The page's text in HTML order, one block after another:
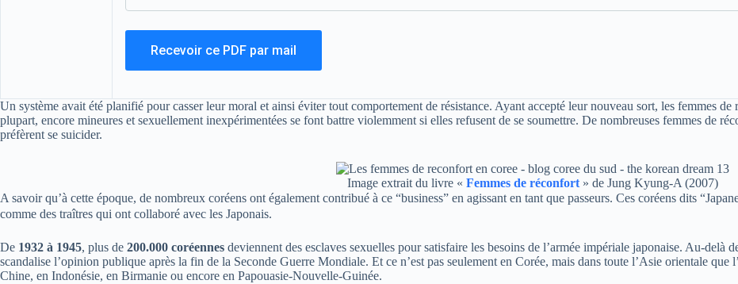
Un système avait été planifié pour casser leur moral et ainsi éviter tout comportement de résistance. Ayant accepté leur nouveau sort, les femmes
plupart, encore mineures et sexuellement inexpérimentées se font battre violemment si elles refusent de se soumettre. De nombreuses femmes de
préfèrent se suicider.
Image extrait du livre « Femmes de réconfort » de Jung Kyung-A (2007)
A savoir qu’à cette époque, de nombreux coréens ont également contribué à ce “business” en agissant en tant que passeurs. Ces coréens dits
comme des traîtres qui ont collaboré avec les Japonais.
De 1932 à 1945, plus de 200.000 coréennes deviennent des esclaves sexuelles pour satisfaire les besoins de l’armée impériale japonaise. Au-delà
scandalise l’opinion publique après la fin de la Seconde Guerre Mondiale. Et ce n’est pas seulement en Corée, mais dans toute l’Asie orientale
Chine, en Indonésie, en Birmanie ou encore en Papouasie-Nouvelle-Guinée.